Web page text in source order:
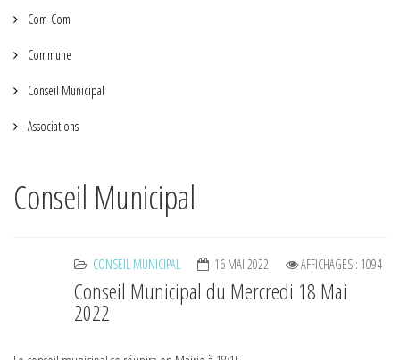
Com-Com
Commune
Conseil Municipal
Associations
Conseil Municipal
CONSEIL MUNICIPAL 16 MAI 2022 AFFICHAGES : 1094
Conseil Municipal du Mercredi 18 Mai
2022